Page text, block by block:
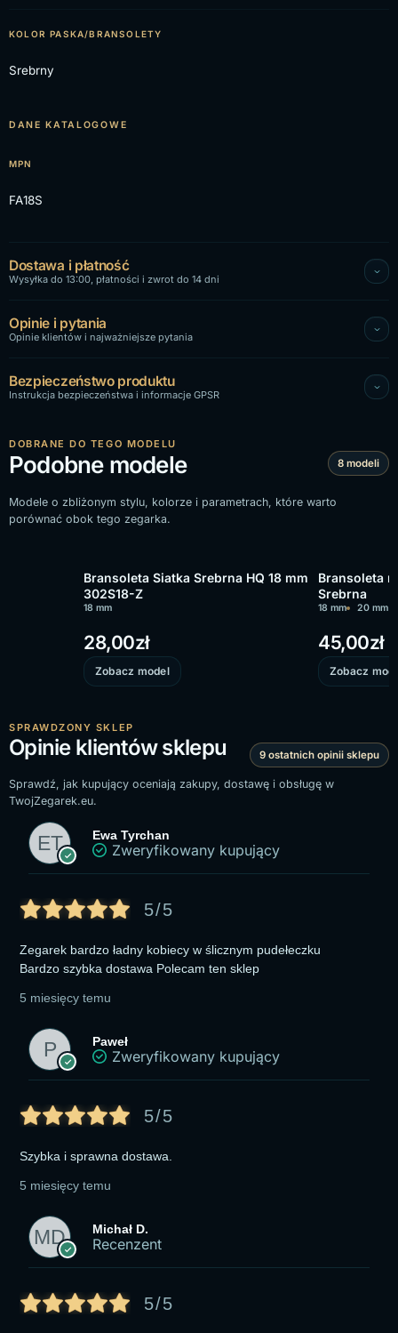
KOLOR PASKA/BRANSOLETY
Srebrny
DANE KATALOGOWE
MPN
FA18S
Dostawa i płatność
Wysyłka do 13:00, płatności i zwrot do 14 dni
Opinie i pytania
Opinie klientów i najważniejsze pytania
Bezpieczeństwo produktu
Instrukcja bezpieczeństwa i informacje GPSR
DOBRANE DO TEGO MODELU
Podobne modele 8 modeli
Modele o zbliżonym stylu, kolorze i parametrach, które warto
porównać obok tego zegarka.
Bransoleta Siatka Srebrna HQ 18 mm
302S18-Z
18 mm
28,00zł
Zobacz model
Bransoleta
Srebrna
18 mm 20 mm
45,00zł
Zobacz
SPRAWDZONY SKLEP
Opinie klientów sklepu 9 ostatnich opinii sklepu
Sprawdź, jak kupujący oceniają zakupy, dostawę i obsługę w
TwojZegarek.eu.
Ewa Tyrchan
Zweryfikowany kupujący
5/5
Zegarek bardzo ładny kobiecy w ślicznym pudełeczku
Bardzo szybka dostawa Polecam ten sklep
5 miesięcy temu
Paweł
Zweryfikowany kupujący
5/5
Szybka i sprawna dostawa.
5 miesięcy temu
Michał D.
Recenzent
5/5